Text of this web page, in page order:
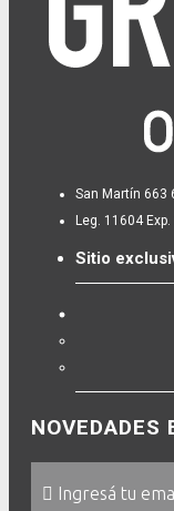
San Martín 663
Leg. 11604
Sitio
NOVEDADES